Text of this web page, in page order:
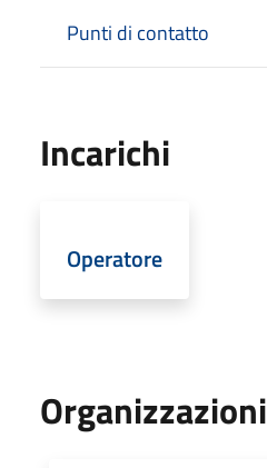
Punti di contatto
Incarichi
Operatore
Organizzazioni